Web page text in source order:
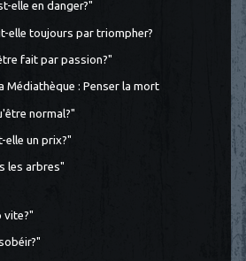
elle en danger?"
elle toujours par triompher?
fait par passion?"
Médiathèque : Penser la mort
normal?"
elle un prix?"
les arbres"
vite?"